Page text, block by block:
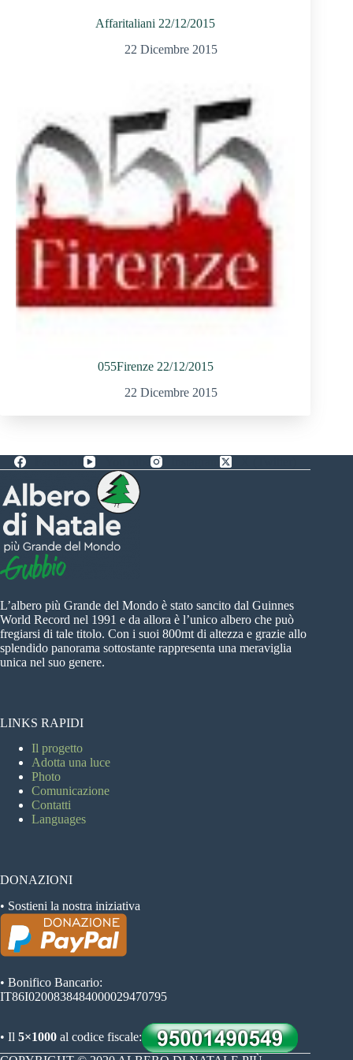
Affaritaliani 22/12/2015
22 Dicembre 2015
055Firenze 22/12/2015
22 Dicembre 2015
Facebook
L’albero più Grande del Mondo è stato sancito dal Guinnes
World Record nel 1991 e da allora è l’unico albero che può
fregiarsi di tale titolo. Con i suoi 800mt di altezza e grazie allo
splendido panorama sottostante rappresenta una meraviglia
unica nel suo genere.
LINKS RAPIDI
Il progetto
Adotta una luce
Photo
Comunicazione
Contatti
Languages
DONAZIONI
• Sostieni la nostra iniziativa
• Bonifico Bancario:
IT86I0200838484000029470795
• Il 5×1000 al codice fiscale: